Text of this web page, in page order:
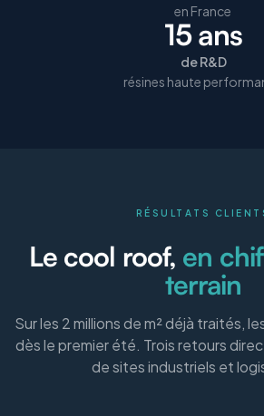
en France
15 ans
de R&D
résines haute
RÉSULTATS
Le cool roof, en
terrain
Sur les 2 millions de m² déjà traités,
dès le premier été. Trois retours
de sites industriels et